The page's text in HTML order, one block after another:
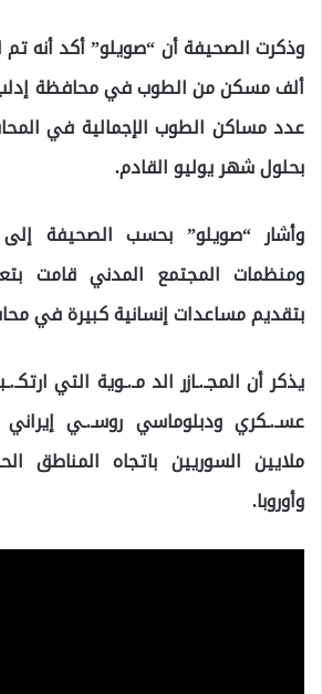
ألف مسكن من الطوب في محافظة
بحلول شهر يوليو القادم.
وأشار “صويلو” بحسب الصحيفة
ومنظمات المجتمع المدني قامت
بتقديم مساعدات إنسانية كبيرة في
يذكر أن المجـ.ـازر الد مـ.ـوية التي
عسـ.ـكري ودبلوماسي روسـ.ـي
ملايين السوريين باتجاه المناطق
وأوروبا.